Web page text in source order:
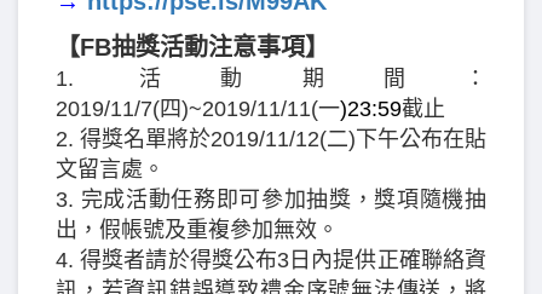
【FB抽獎活動注意事項】
1. 活動期間：
2019/11/7(四)~2019/11/11(一)23:59截止
2. 得獎名單將於2019/11/12(二)下午公布在貼
文留言處。
3. 完成活動任務即可參加抽獎，獎項隨機抽
出，假帳號及重複參加無效。
4. 得獎者請於得獎公布3日內提供正確聯絡資